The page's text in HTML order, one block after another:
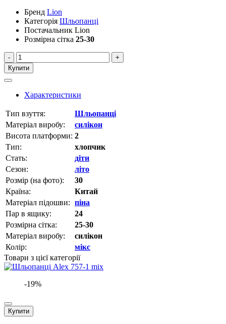
Бренд Lion
Категорія Шльопанці
Постачальник Lion
Розмірна сітка 25-30
-
+
Купити
Характеристики
Тип взуття:
Шльопанці
Матеріал виробу:
силікон
Висота платформи: 2
Тип:
хлопчик
Стать:
діти
Сезон:
літо
Розмір (на фото):
30
Країна:
Китай
Матеріал підошви: піна
Пар в ящику:
24
Розмірна сітка:
25-30
Матеріал виробу:
силікон
Колір:
мікс
Товари з цієї категорії
-19%
Купити